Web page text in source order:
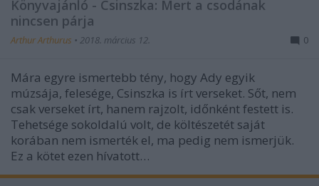
Könyvajánló - Csinszka: Mert a csodának
nincsen párja
Arthur Arthurus • 2018. március 12. 0
Mára egyre ismertebb tény, hogy Ady egyik
múzsája, felesége, Csinszka is írt verseket. Sőt, nem
csak verseket írt, hanem rajzolt, időnként festett is.
Tehetsége sokoldalú volt, de költészetét saját
korában nem ismerték el, ma pedig nem ismerjük.
Ez a kötet ezen hívatott…